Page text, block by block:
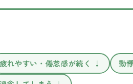
疲れやすい・倦怠感が続く ↓
動